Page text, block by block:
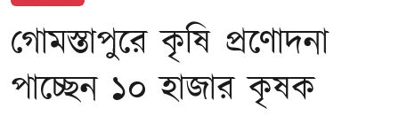
গোমস্তাপুরে কৃষি প্রণোদনা
পাচ্ছেন ১০ হাজার কৃষক